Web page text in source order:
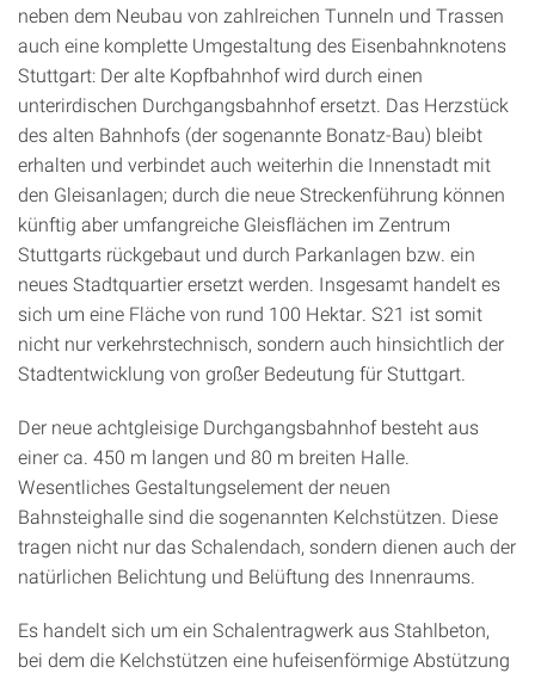
neben dem Neubau von zahlreichen Tunneln und Trassen
auch eine komplette Umgestaltung des Eisenbahnknotens
Stuttgart: Der alte Kopfbahnhof wird durch einen
unterirdischen Durchgangsbahnhof ersetzt. Das Herzstück
des alten Bahnhofs (der sogenannte Bonatz-Bau) bleibt
erhalten und verbindet auch weiterhin die Innenstadt mit
den Gleisanlagen; durch die neue Streckenführung können
künftig aber umfangreiche Gleisflächen im Zentrum
Stuttgarts rückgebaut und durch Parkanlagen bzw. ein
neues Stadtquartier ersetzt werden. Insgesamt handelt es
sich um eine Fläche von rund 100 Hektar. S21 ist somit
nicht nur verkehrstechnisch, sondern auch hinsichtlich der
Stadtentwicklung von großer Bedeutung für Stuttgart.
Der neue achtgleisige Durchgangsbahnhof besteht aus
einer ca. 450 m langen und 80 m breiten Halle.
Wesentliches Gestaltungselement der neuen
Bahnsteighalle sind die sogenannten Kelchstützen. Diese
tragen nicht nur das Schalendach, sondern dienen auch der
natürlichen Belichtung und Belüftung des Innenraums.
Es handelt sich um ein Schalentragwerk aus Stahlbeton,
bei dem die Kelchstützen eine hufeisenförmige Abstützung